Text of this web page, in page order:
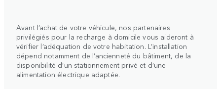
Avant l’achat de votre véhicule, nos partenaires
privilégiés pour la recharge à domicile vous aideront à
vérifier l’adéquation de votre habitation. L’installation
dépend notamment de l’ancienneté du bâtiment, de la
disponibilité d’un stationnement privé et d’une
alimentation électrique adaptée.